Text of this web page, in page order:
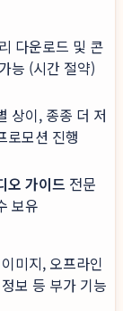
다운로드 및 콘
능 (시간 절약)
상이, 종종 더 저
로모션 진행
오 가이드 전문
보유
미지, 오프라인
보 등 부가 기능